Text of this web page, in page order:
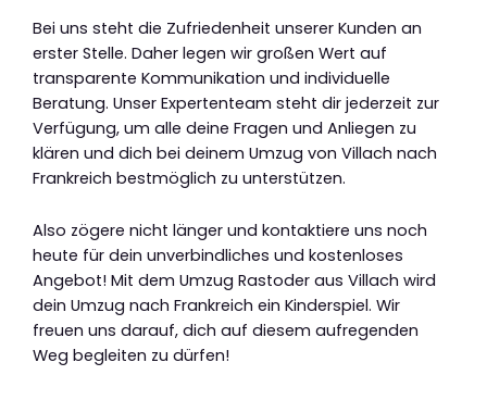
Bei uns steht die Zufriedenheit unserer Kunden an
erster Stelle. Daher legen wir großen Wert auf
transparente Kommunikation und individuelle
Beratung. Unser Expertenteam steht dir jederzeit zur
Verfügung, um alle deine Fragen und Anliegen zu
klären und dich bei deinem Umzug von Villach nach
Frankreich bestmöglich zu unterstützen.
Also zögere nicht länger und kontaktiere uns noch
heute für dein unverbindliches und kostenloses
Angebot! Mit dem Umzug Rastoder aus Villach wird
dein Umzug nach Frankreich ein Kinderspiel. Wir
freuen uns darauf, dich auf diesem aufregenden
Weg begleiten zu dürfen!